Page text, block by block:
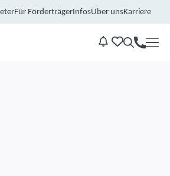
Für FörderträgerInfosÜber unsKarriere
Kontakt